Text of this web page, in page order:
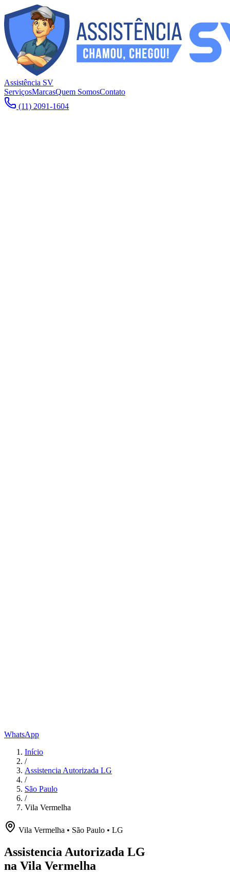
Assistência SV
ServiçosMarcasQuem SomosContato
(11) 2091-1604
WhatsApp
Início
/
Assistencia Autorizada LG
/
São Paulo
/
Vila Vermelha
Vila Vermelha • São Paulo • LG
Assistencia Autorizada LG
na Vila Vermelha